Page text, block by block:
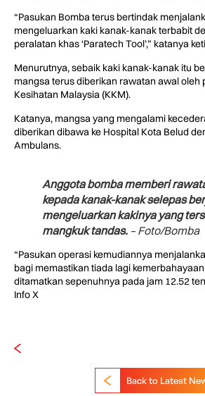
“Pasukan Bomba terus bertindak
mengeluarkan kaki kanak-kanak terbabit
peralatan khas ‘Paratech Tool’,” katanya
Menurutnya, sebaik kaki kanak-kanak itu
mangsa terus diberikan rawatan awal oleh
Kesihatan Malaysia (KKM).
Katanya, mangsa yang mengalami
diberikan dibawa ke Hospital Kota Belud
Ambulans.
Anggota bomba memberi
kepada kanak-kanak selepas
mengeluarkan kakinya yang
mangkuk tandas. – Foto/Bomba
“Pasukan operasi kemudiannya
bagi memastikan tiada lagi
ditamatkan sepenuhnya pada jam 12.52
Info X
Back to Latest